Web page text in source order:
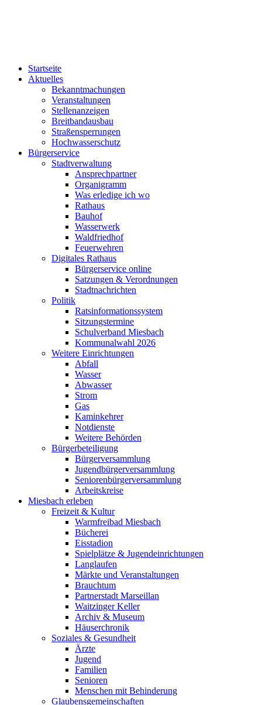
Startseite
Aktuelles
Bekanntmachungen
Veranstaltungen
Stellenanzeigen
Breitbandausbau
Straßensperrungen
Hochwasserschutz
Bürgerservice
Stadtverwaltung
Ansprechpartner
Organigramm
Was erledige ich wo
Rathaus
Bauhof
Wasserwerk
Waldfriedhof
Feuerwehren
Digitales Rathaus
Bürgerservice online
Satzungen & Verordnungen
Stadtnachrichten
Politik
Ratsinformationssystem
Sitzungstermine
Schulverband Miesbach
Kommunalwahl 2026
Weitere Einrichtungen
Abfall
Wasser
Abwasser
Strom
Gas
Kaminkehrer
Notdienste
Weitere Behörden
Bürgerbeteiligung
Bürgerversammlung
Jugendbürgerversammlung
Seniorenbürgerversammlung
Arbeitskreise
Miesbach erleben
Freizeit & Kultur
Warmfreibad Miesbach
Bücherei
Eisstadion
Spielplätze & Jugendeinrichtungen
Langlaufen
Märkte und Veranstaltungen
Brauchtum
Partnerstadt Marseillan
Waitzinger Keller
Archiv & Museum
Häuserchronik
Soziales & Gesundheit
Ärzte
Jugend
Familien
Senioren
Menschen mit Behinderung
Glaubensgemeinschaften